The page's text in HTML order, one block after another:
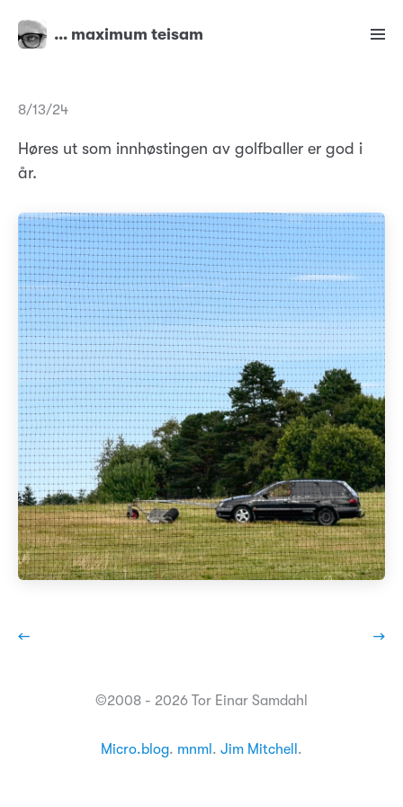
… maximum teisam
8/13/24
Høres ut som innhøstingen av golfballer er god i
år.
← →
©2008 - 2026 Tor Einar Samdahl
Micro.blog. mnml . Jim Mitchell .